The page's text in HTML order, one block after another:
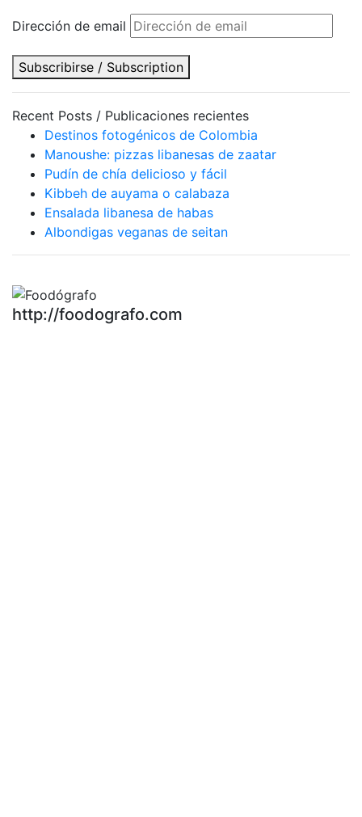
Dirección de email
Subscribirse / Subscription
Recent Posts / Publicaciones recientes
Destinos fotogénicos de Colombia
Manoushe: pizzas libanesas de zaatar
Pudín de chía delicioso y fácil
Kibbeh de auyama o calabaza
Ensalada libanesa de habas
Albondigas veganas de seitan
http://foodografo.com